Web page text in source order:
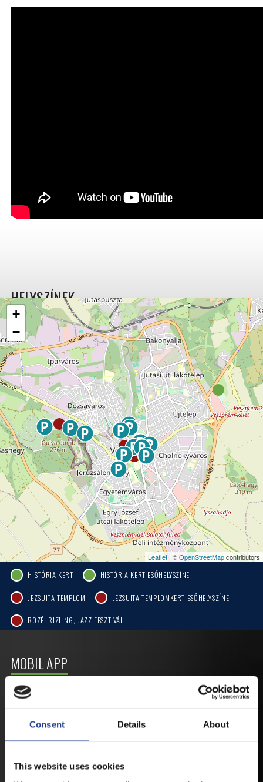
Consent Details About
This website uses cookies
+
−
Leaflet| ©OpenStreetMapcontributors
HELYSZÍNEK
HISTÓRIA KERT HISTÓRIA KERT ESŐHELYSZÍNE
JEZSUITA TEMPLOM JEZSUITA TEMPLOMKERT ESŐHELYSZÍNE
ROZÉ, RIZLING, JAZZ FESZTIVÁL
MOBIL APP